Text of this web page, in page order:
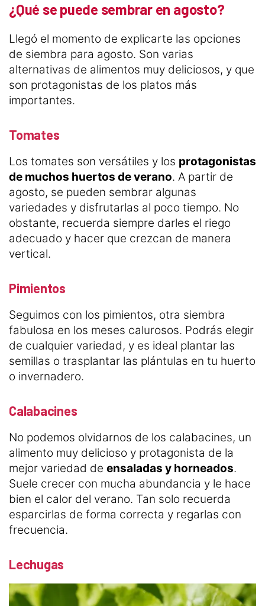
¿Qué se puede sembrar en agosto?
Llegó el momento de explicarte las opciones
de siembra para agosto. Son varias
alternativas de alimentos muy deliciosos, y que
son protagonistas de los platos más
importantes.
Tomates
Los tomates son versátiles y los protagonistas
de muchos huertos de verano. A partir de
agosto, se pueden sembrar algunas
variedades y disfrutarlas al poco tiempo. No
obstante, recuerda siempre darles el riego
adecuado y hacer que crezcan de manera
vertical.
Pimientos
Seguimos con los pimientos, otra siembra
fabulosa en los meses calurosos. Podrás elegir
de cualquier variedad, y es ideal plantar las
semillas o trasplantar las plántulas en tu huerto
o invernadero.
Calabacines
No podemos olvidarnos de los calabacines, un
alimento muy delicioso y protagonista de la
mejor variedad de ensaladas y horneados.
Suele crecer con mucha abundancia y le hace
bien el calor del verano. Tan solo recuerda
esparcirlas de forma correcta y regarlas con
frecuencia.
Lechugas